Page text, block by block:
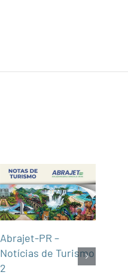
Abrajet-PR –
Notícias de Turismo
2